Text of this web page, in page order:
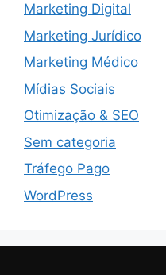
Marketing Digital
Marketing Jurídico
Marketing Médico
Mídias Sociais
Otimização & SEO
Sem categoria
Tráfego Pago
WordPress